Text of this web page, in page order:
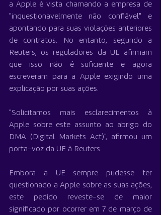
a Apple é vista chamando a empresa de
"inquestionavelmente não confiável" e
apontando para suas violações anteriores
de contratos. No entanto, segundo a
Reuters, os reguladores da UE afirmam
que isso não é suficiente e agora
escreveram para a Apple exigindo uma
explicação por suas ações.
"Solicitamos mais esclarecimentos à
Apple sobre este assunto ao abrigo do
DMA (Digital Markets Act)", afirmou um
porta-voz da UE à Reuters.
Embora a UE sempre pudesse ter
questionado a Apple sobre as suas ações,
este pedido reveste-se de maior
significado por ocorrer em 7 de março de